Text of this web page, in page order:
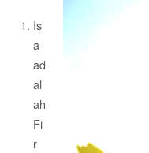
Is
a
ad
al
ah
Fi
r